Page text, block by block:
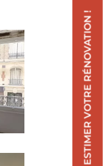
ESTIMER VOTRE RÉNOVATION !